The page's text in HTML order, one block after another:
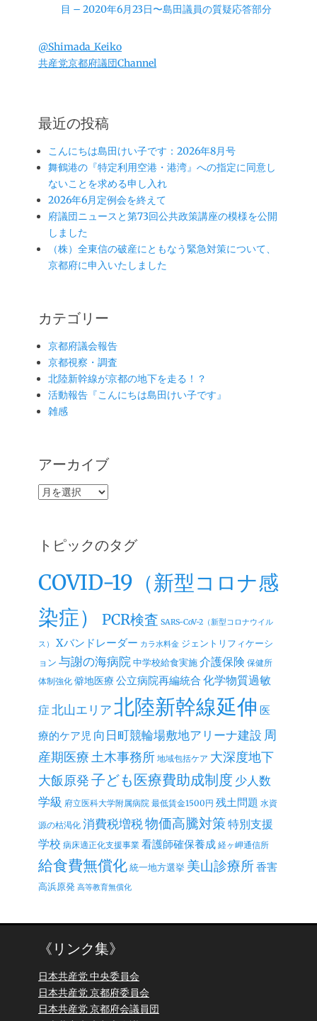
ン
目 – 2020年6月23日〜島田議員の質疑応答部分
@Shimada_Keiko
共産党京都府議団Channel
最近の投稿
こんにちは島田けい子です：2026年8月号
舞鶴港の『特定利用空港・港湾』への指定に同意し
ないことを求める申し入れ
2026年6月定例会を終えて
府議団ニュースと第73回公共政策講座の模様を公開
しました
（株）全東信の破産にともなう緊急対策について、
京都府に申入いたしました
カテゴリー
京都府議会報告
京都視察・調査
北陸新幹線が京都の地下を走る！？
活動報告『こんにちは島田けい子です』
雑感
アーカイブ
ア
イ
ブ
トピックのタグ
COVID-19（新型コロナ感
染症）
PCR検査 SARS-CoV-2（新型コロナウイル
ス） Xバンドレーダー カラ水料金 ジェントリフィケーシ
ョン 与謝の海病院中学校給食実施介護保険 保健所
体制強化 僻地医療 公立病院再編統合 化学物質過敏
症 北山エリア北陸新幹線延伸 医
療的ケア児 向日町競輪場敷地アリーナ建設 周
産期医療土木事務所 地域包括ケア 大深度地下
大飯原発子ども医療費助成制度 少人数
学級 府立医科大学附属病院 最低賃金1500円 残土問題 水資
源の枯渇化 消費税増税物価高騰対策特別支援
学校 病床適正化支援事業 看護師確保養成 経ヶ岬通信所
給食費無償化統一地方選挙 美山診療所香害
高浜原発 高等教育無償化
《リンク集》
日本共産党 中央委員会
日本共産党 京都府委員会
日本共産党 京都府会議員団